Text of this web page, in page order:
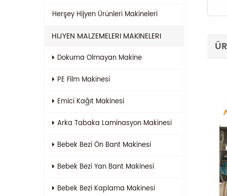
Herşey Hijyen Ürünleri Makineleri
HIJYEN MALZEMELERI MAKINELERI
Dokuma Olmayan Makine
PE Film Makinesi
Emici Kağıt Makinesi
Arka Tabaka Laminasyon Makinesi
Bebek Bezi Ön Bant Makinesi
Bebek Bezi Yan Bant Makinesi
Bebek Bezi Kaplama Makinesi